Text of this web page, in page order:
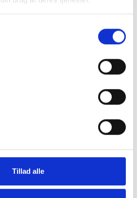
Tillad alle
produkter, som du
lide